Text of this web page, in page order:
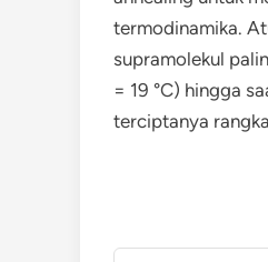
termodinamika.
supramolekul
= 19 °C) hingga
terciptanya